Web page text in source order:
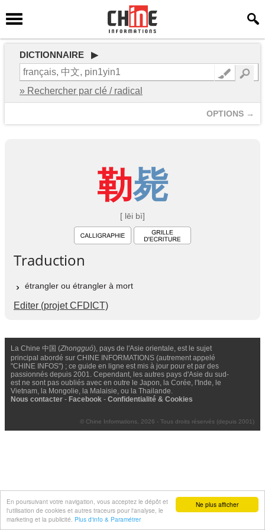
Ne plus afficher
En poursuivant votre navigation, vous acceptez le dépôt et
l'utilisation de cookies et autres traceurs pour l'analyse, le
marketing et la publicité. Plus d'info & Paramétrer
DICTIONNAIRE ▶
» Rechercher par clé / radical
OPTIONS →
勒毙
[ lēi bì]
Traduction
étrangler ou étrangler à mort
Editer (projet CFDICT)
La Chine 中国 (Zhongguó), pays de l'Asie orientale, est le sujet
principal abordé sur CHINE INFORMATIONS (autrement appelé
"CHINE INFOS") ; ce guide en ligne est mis à jour pour et par des
passionnés depuis 2001. Cependant, les autres pays d'Asie du sud-
est ne sont pas oubliés avec en outre le Japon, la Corée, l'Inde, le
Vietnam, la Mongolie, la Malaisie, ou la Thailande.
Nous contacter - Facebook - Confidentialité & Cookies
© Chine Informations, 2026 - Tous droits réservés (depuis 2001)